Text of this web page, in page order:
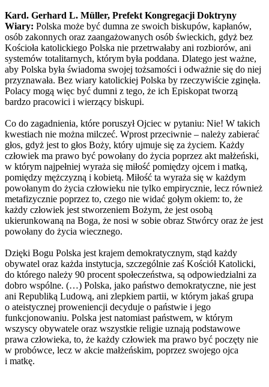
Kard. Gerhard L. Müller, Prefekt Kongregacji Doktryny
Wiary: Polska może być dumna ze swoich biskupów, kapłanów,
osób zakonnych oraz zaangażowanych osób świeckich, gdyż bez
Kościoła katolickiego Polska nie przetrwałaby ani rozbiorów, ani
systemów totalitarnych, którym była poddana. Dlatego jest ważne,
aby Polska była świadoma swojej tożsamości i odważnie się do niej
przyznawała. Bez wiary katolickiej Polska by rzeczywiście zginęła.
Polacy mogą więc być dumni z tego, że ich Episkopat tworzą
bardzo pracowici i wierzący biskupi.
Co do zagadnienia, które poruszył Ojciec w pytaniu: Nie! W takich
kwestiach nie można milczeć. Wprost przeciwnie – należy zabierać
głos, gdyż jest to głos Boży, który ujmuje się za życiem. Każdy
człowiek ma prawo być powołany do życia poprzez akt małżeński,
w którym najpełniej wyraża się miłość pomiędzy ojcem i matką,
pomiędzy mężczyzną i kobietą. Miłość ta wyraża się w każdym
powołanym do życia człowieku nie tylko empirycznie, lecz również
metafizycznie poprzez to, czego nie widać gołym okiem: to, że
każdy człowiek jest stworzeniem Bożym, że jest osobą
ukierunkowaną na Boga, że nosi w sobie obraz Stwórcy oraz że jest
powołany do życia wiecznego.
Dzięki Bogu Polska jest krajem demokratycznym, stąd każdy
obywatel oraz każda instytucja, szczególnie zaś Kościół Katolicki,
do którego należy 90 procent społeczeństwa, są odpowiedzialni za
dobro wspólne. (…) Polska, jako państwo demokratyczne, nie jest
ani Republiką Ludową, ani zlepkiem partii, w którym jakaś grupa
o ateistycznej proweniencji decyduje o państwie i jego
funkcjonowaniu. Polska jest natomiast państwem, w którym
wszyscy obywatele oraz wszystkie religie uznają podstawowe
prawa człowieka, to, że każdy człowiek ma prawo być poczęty nie
w probówce, lecz w akcie małżeńskim, poprzez swojego ojca
i matkę.